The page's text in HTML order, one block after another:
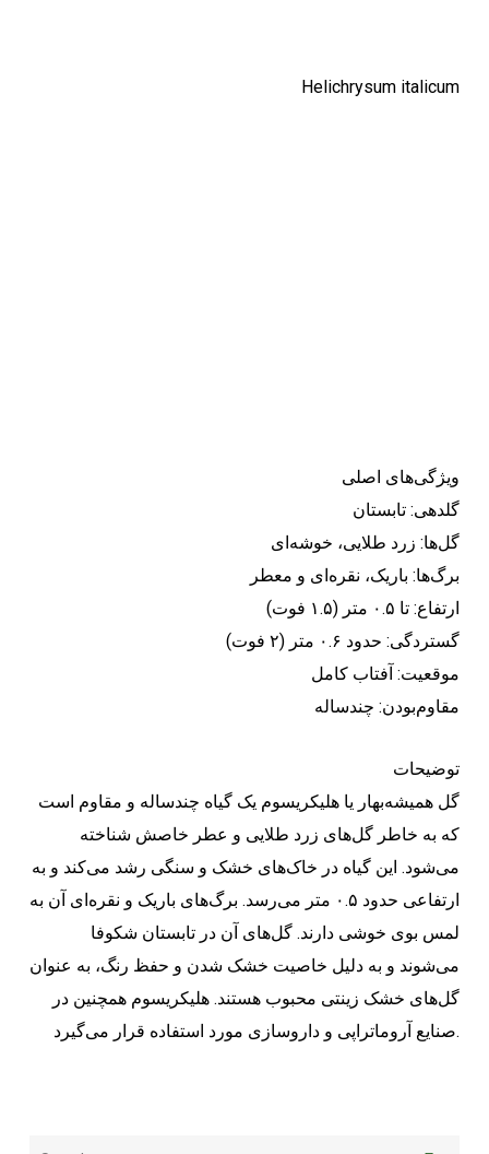
Helichrysum italicum
ویژگی‌های اصلی
گلدهی: تابستان
گل‌ها: زرد طلایی، خوشه‌ای
برگ‌ها: باریک، نقره‌ای و معطر
ارتفاع: تا ۰.۵ متر (۱.۵ فوت)
گستردگی: حدود ۰.۶ متر (۲ فوت)
موقعیت: آفتاب کامل
مقاوم‌بودن: چندساله
توضیحات
گل همیشه‌بهار یا هلیکریسوم یک گیاه چندساله و مقاوم است
که به خاطر گل‌های زرد طلایی و عطر خاصش شناخته
می‌شود. این گیاه در خاک‌های خشک و سنگی رشد می‌کند و به
ارتفاعی حدود ۰.۵ متر می‌رسد. برگ‌های باریک و نقره‌ای آن به
لمس بوی خوشی دارند. گل‌های آن در تابستان شکوفا
می‌شوند و به دلیل خاصیت خشک شدن و حفظ رنگ، به عنوان
گل‌های خشک زینتی محبوب هستند. هلیکریسوم همچنین در
صنایع آروماتراپی و داروسازی مورد استفاده قرار می‌گیرد.